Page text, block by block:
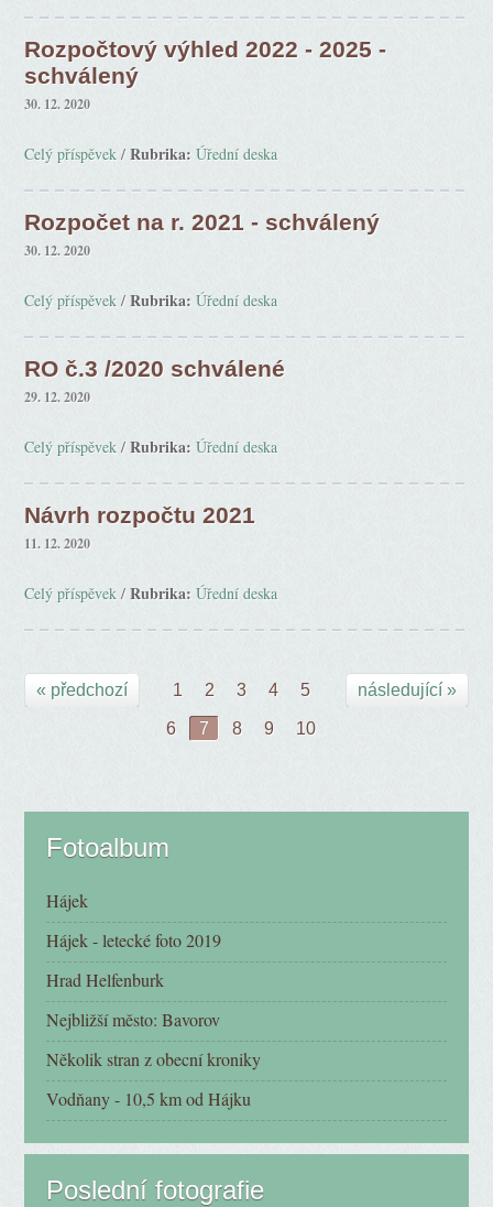
Rozpočtový výhled 2022 - 2025 -
schválený
30. 12. 2020
Celý příspěvek /Rubrika: Úřední deska
Rozpočet na r. 2021 - schválený
30. 12. 2020
Celý příspěvek /Rubrika: Úřední deska
RO č.3 /2020 schválené
29. 12. 2020
Celý příspěvek /Rubrika: Úřední deska
Návrh rozpočtu 2021
11. 12. 2020
Celý příspěvek /Rubrika: Úřední deska
« předchozí 1 2 3 4 5
6 7 8 9 10
následující »
Fotoalbum
Hájek
Hájek - letecké foto 2019
Hrad Helfenburk
Nejbližší město: Bavorov
Několik stran z obecní kroniky
Vodňany - 10,5 km od Hájku
Poslední fotografie